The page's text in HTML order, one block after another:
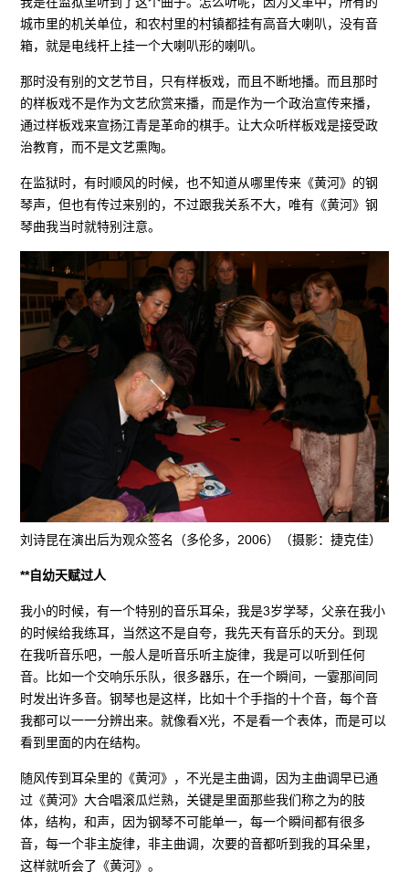
城市里的机关单位，和农村里的村镇都挂有高音大喇叭，没有音
箱，就是电线杆上挂一个大喇叭形的喇叭。
那时没有别的文艺节目，只有样板戏，而且不断地播。而且那时
的样板戏不是作为文艺欣赏来播，而是作为一个政治宣传来播，
通过样板戏来宣扬江青是革命的棋手。让大众听样板戏是接受政
治教育，而不是文艺熏陶。
在监狱时，有时顺风的时候，也不知道从哪里传来《黄河》的钢
琴声，但也有传过来别的，不过跟我关系不大，唯有《黄河》钢
琴曲我当时就特别注意。
刘诗昆在演出后为观众签名（多伦多，2006）（摄影：捷克佳）
**自幼天赋过人
我小的时候，有一个特别的音乐耳朵，我是3岁学琴，父亲在我小
的时候给我练耳，当然这不是自夸，我先天有音乐的天分。到现
在我听音乐吧，一般人是听音乐听主旋律，我是可以听到任何
音。比如一个交响乐乐队，很多器乐，在一个瞬间，一霎那间同
时发出许多音。钢琴也是这样，比如十个手指的十个音，每个音
我都可以一一分辨出来。就像看X光，不是看一个表体，而是可以
看到里面的内在结构。
随风传到耳朵里的《黄河》，不光是主曲调，因为主曲调早已通
过《黄河》大合唱滚瓜烂熟，关键是里面那些我们称之为的肢
体，结构，和声，因为钢琴不可能单一，每一个瞬间都有很多
音，每一个非主旋律，非主曲调，次要的音都听到我的耳朵里，
这样就听会了《黄河》。